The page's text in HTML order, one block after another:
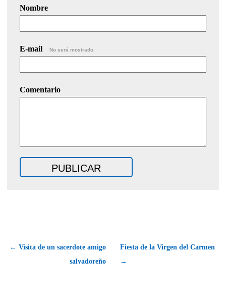
Nombre
E-mail No será mostrado.
Comentario
← Visita de un sacerdote amigo
salvadoreño
Fiesta de la Virgen del Carmen
→